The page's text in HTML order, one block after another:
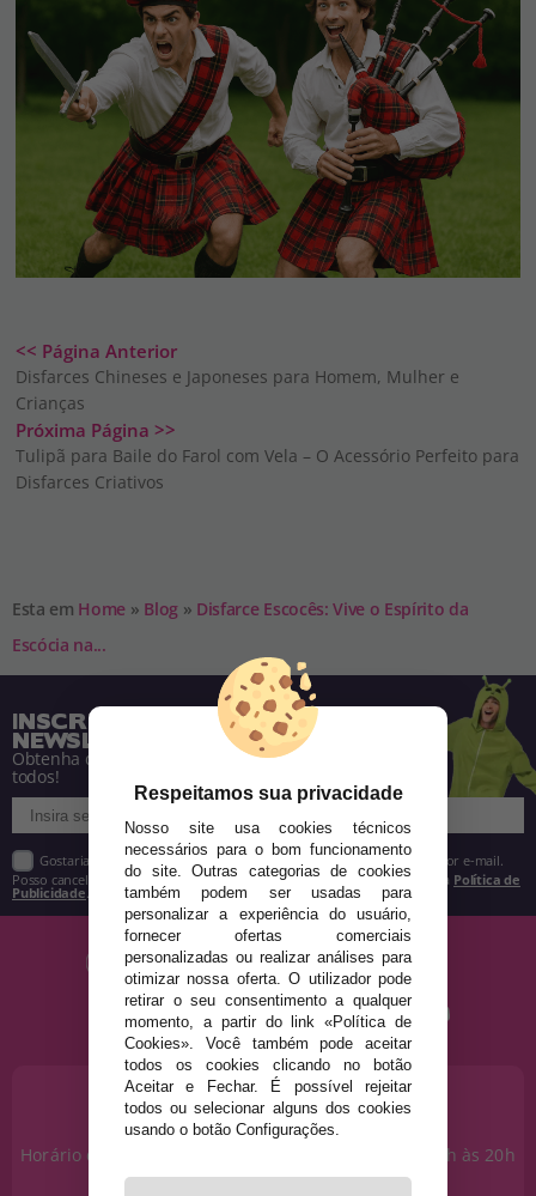
<< Página Anterior
Disfarces Chineses e Japoneses para Homem, Mulher e
Crianças
Próxima Página >>
Tulipã para Baile do Farol com Vela – O Acessório Perfeito para
Disfarces Criativos
Esta em Home » Blog » Disfarce Escocês: Vive o Espírito da
Escócia na...
INSCREVA-SE NA NOSSA
NEWSLETTER
Obtenha descontos e saiba de tudo antes de
todos!
Gostaria de receber descontos exclusivos, novidades e tendências por e-mail.
Posso cancelar a inscrição a qualquer momento, conforme estipulado na Política de
Publicidade.
PRECISA DE AJUDA?
915 793 695
Horário de segunda a sexta das 10h às 14h e das 17h às 20h
Sábados das 10h às 14h.
Respeitamos sua privacidade
Nosso site usa cookies técnicos
necessários para o bom funcionamento
do site. Outras categorias de cookies
também podem ser usadas para
personalizar a experiência do usuário,
fornecer ofertas comerciais
personalizadas ou realizar análises para
otimizar nossa oferta. O utilizador pode
retirar o seu consentimento a qualquer
momento, a partir do link «Política de
Cookies». Você também pode aceitar
todos os cookies clicando no botão
Aceitar e Fechar. É possível rejeitar
todos ou selecionar alguns dos cookies
usando o botão Configurações.